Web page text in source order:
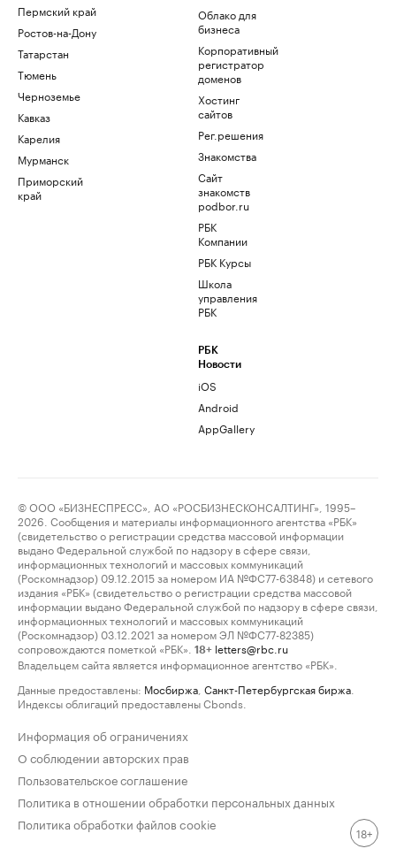
Пермский край
Ростов-на-Дону
Татарстан
Тюмень
Черноземье
Кавказ
Карелия
Мурманск
Приморский
край
Облако для
бизнеса
Корпоративный
регистратор
доменов
Хостинг
сайтов
Рег.решения
Знакомства
Сайт
знакомств
podbor.ru
РБК
Компании
РБК Курсы
Школа
управления
РБК
РБК
Новости
iOS
Android
AppGallery
© ООО «БИЗНЕСПРЕСС», АО «РОСБИЗНЕСКОНСАЛТИНГ», 1995–
2026. Сообщения и материалы информационного агентства «РБК»
(свидетельство о регистрации средства массовой информации
выдано Федеральной службой по надзору в сфере связи,
информационных технологий и массовых коммуникаций
(Роскомнадзор) 09.12.2015 за номером ИА №ФС77-63848) и сетевого
издания «РБК» (свидетельство о регистрации средства массовой
информации выдано Федеральной службой по надзору в сфере связи,
информационных технологий и массовых коммуникаций
(Роскомнадзор) 03.12.2021 за номером ЭЛ №ФС77-82385)
сопровождаются пометкой «РБК».
18+ letters@rbc.ru
Владельцем сайта является информационное агентство «РБК».
Данные предоставлены: Мосбиржа Санкт-Петербургская биржа
Индексы облигаций предоставлены Cbonds.
Информация об ограничениях
О соблюдении авторских прав
Пользовательское соглашение
Политика в отношении обработки персональных данных
Политика обработки файлов cookie
18+